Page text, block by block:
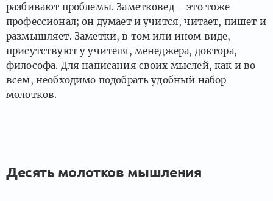
разбивают проблемы. Заметковед – это тоже
профессионал; он думает и учится, читает, пишет и
размышляет. Заметки, в том или ином виде,
присутствуют у учителя, менеджера, доктора,
философа. Для написания своих мыслей, как и во
всем, необходимо подобрать удобный набор
молотков.
Десять молотков мышления